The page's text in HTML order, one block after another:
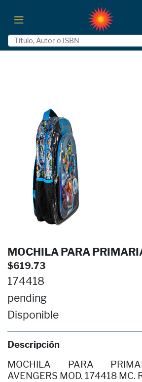
MOCHILA PARA
$619.73
174418
pending
Disponible
Descripción
MOCHILA PARA
AVENGERS MOD. 174418 MC.